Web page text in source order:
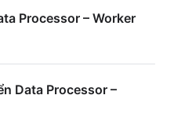
Processor – Worker
Data Processor –